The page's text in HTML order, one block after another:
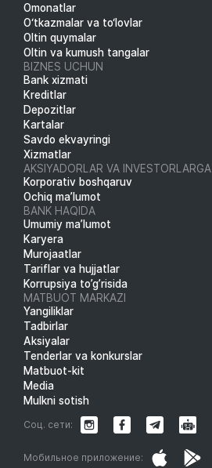
Omonatlar
O‘tkazmalar va to‘lovlar
Oltin quymalar
Oltin va kumush tangalar
BIZNES UCHUN
Bank xizmati
Kreditlar
Depozitlar
Kartalar
Savdo ekvayringi
Xizmatlar
AKSIYADORLAR VA INVESTORLARGA
Korporativ boshqaruv
Ochiq ma’lumot
BANK HAQIDA
Umumiy ma’lumot
Karyera
Murojaatlar
Tariflar va hujjatlar
Korrupsiya to’g’risida
MATBUOT MARKAZI
Yangiliklar
Tadbirlar
Aksiyalar
Tenderlar va konkurslar
Matbuot-kit
Media
Mulkni sotish
Мобильное приложение:
Соц. сети: